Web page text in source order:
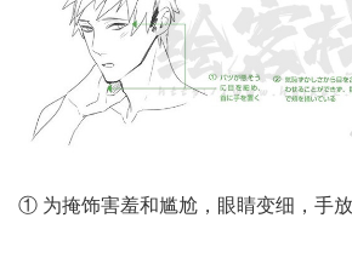
① 为掩饰害羞和尴尬，眼睛变细，手放